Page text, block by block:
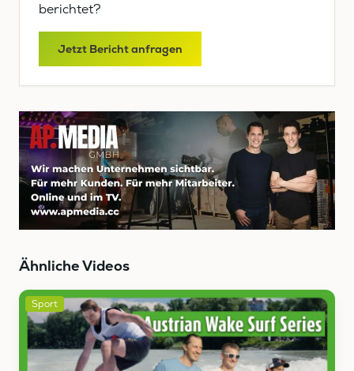
berichtet?
Jetzt Bericht anfragen
Ähnliche Videos
Sport